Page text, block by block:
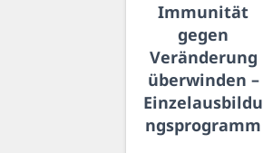
Immunität
gegen
Veränderung
überwinden –
Einzelausbildu
ngsprogramm